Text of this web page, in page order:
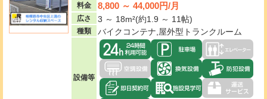
料金 8,800 ～ 44,000円/月
広さ 3 ～ 18m²(約1.9 ～ 11帖)
種類 バイクコンテナ,屋外型トランクルーム
設備等